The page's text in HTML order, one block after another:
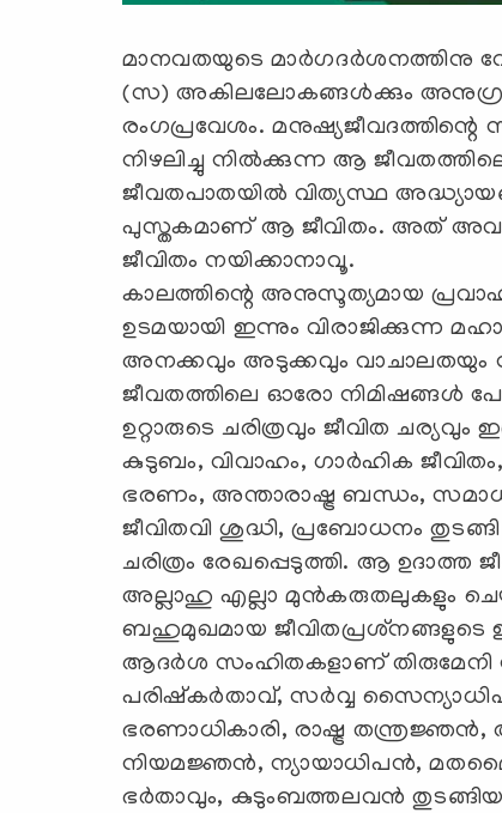
മാനവതയുടെ മാര്‍ഗദര്‍ശനത്തിനു
(സ) അകിലലോകങ്ങള്‍ക്കും
രംഗപ്രവേശം. മനുഷ്യജീവദത്തിന്റെ
നിഴലിച്ചു നില്‍ക്കുന്ന ആ
ജീവതപാതയില്‍ വിത്യസ്ഥ
പുസ്തകമാണ് ആ ജീവിതം. അത്
ജീവിതം നയിക്കാനാവൂ.
കാലത്തിന്റെ അനുസൂത്യമായ
ഉടമയായി ഇന്നും വിരാജിക്കുന്ന
അനക്കവും അടുക്കവും വാചാലതയും
ജീവതത്തിലെ ഓരോ നിമിഷങ്ങള്‍
ഉറ്റാരുടെ ചരിത്രവും ജീവിത ചര്യവും
കുടുബം, വിവാഹം, ഗാര്‍ഹിക
ഭരണം, അന്താരാഷ്ട്ര ബന്ധം,
ജീവിതവി ശുദ്ധി, പ്രബോധനം
ചരിത്രം രേഖപ്പെടുത്തി. ആ ഉദാത്ത
അല്ലാഹു എല്ലാ മുന്‍കരുതലുകളും
ബഹുമുഖമായ ജീവിതപ്രശ്‌നങ്ങളുടെ
ആദര്‍ശ സംഹിതകളാണ് തിരുമേനി
പരിഷ്‌കര്‍താവ്, സര്‍വ്വ
ഭരണാധികാരി, രാഷ്ട്ര
നിയമജ്ഞന്‍, ന്യായാധിപന്‍,
ഭര്‍താവും, കുടുംബത്തലവന്‍ തുടങ്ങിയ